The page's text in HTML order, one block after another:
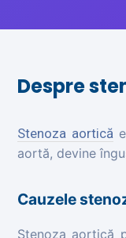
Despre
Stenoza aortică
aortă, devine
Cauzele
Stenoza aortică